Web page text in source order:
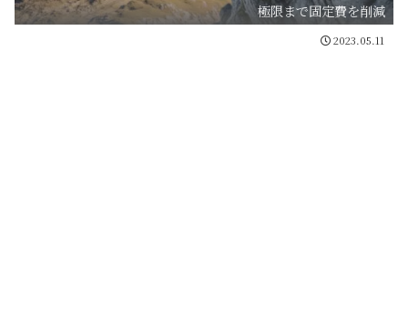
極限まで固定費を削減
2023.05.11